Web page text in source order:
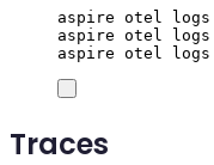
aspire otel logs
aspire otel logs
aspire otel logs
Traces